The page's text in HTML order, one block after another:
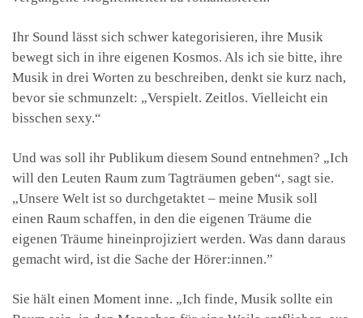
Ihr Sound lässt sich schwer kategorisieren, ihre Musik
bewegt sich in ihre eigenen Kosmos. Als ich sie bitte, ihre
Musik in drei Worten zu beschreiben, denkt sie kurz nach,
bevor sie schmunzelt: „Verspielt. Zeitlos. Vielleicht ein
bisschen sexy.“
Und was soll ihr Publikum diesem Sound entnehmen? „Ich
will den Leuten Raum zum Tagträumen geben“, sagt sie.
„Unsere Welt ist so durchgetaktet – meine Musik soll
einen Raum schaffen, in den die eigenen Träume die
eigenen Träume hineinprojiziert werden. Was dann daraus
gemacht wird, ist die Sache der Hörer:innen.”
Sie hält einen Moment inne. „Ich finde, Musik sollte ein